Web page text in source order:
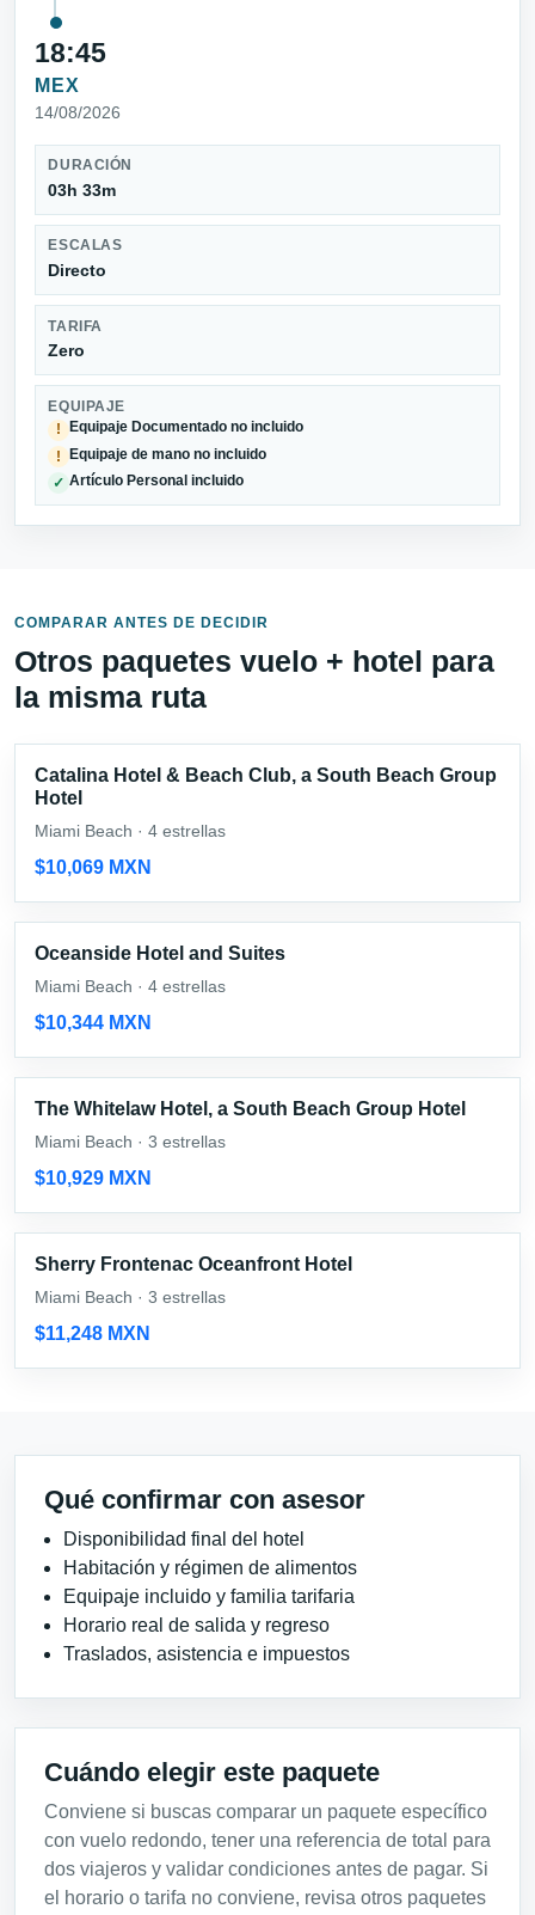
18:45
MEX
14/08/2026
DURACIÓN
03h 33m
ESCALAS
Directo
TARIFA
Zero
EQUIPAJE
!
Equipaje Documentado no incluido
! Equipaje de mano no incluido
✓ Artículo Personal incluido
COMPARAR ANTES DE DECIDIR
Otros paquetes vuelo + hotel para
la misma ruta
Catalina Hotel & Beach Club, a South Beach Group
Hotel
Miami Beach · 4 estrellas
$10,069 MXN
Oceanside Hotel and Suites
Miami Beach · 4 estrellas
$10,344 MXN
The Whitelaw Hotel, a South Beach Group Hotel
Miami Beach · 3 estrellas
$10,929 MXN
Sherry Frontenac Oceanfront Hotel
Miami Beach · 3 estrellas
$11,248 MXN
Qué confirmar con asesor
Disponibilidad final del hotel
Habitación y régimen de alimentos
Equipaje incluido y familia tarifaria
Horario real de salida y regreso
Traslados, asistencia e impuestos
Cuándo elegir este paquete
Conviene si buscas comparar un paquete específico
con vuelo redondo, tener una referencia de total para
dos viajeros y validar condiciones antes de pagar. Si
el horario o tarifa no conviene, revisa otros paquetes